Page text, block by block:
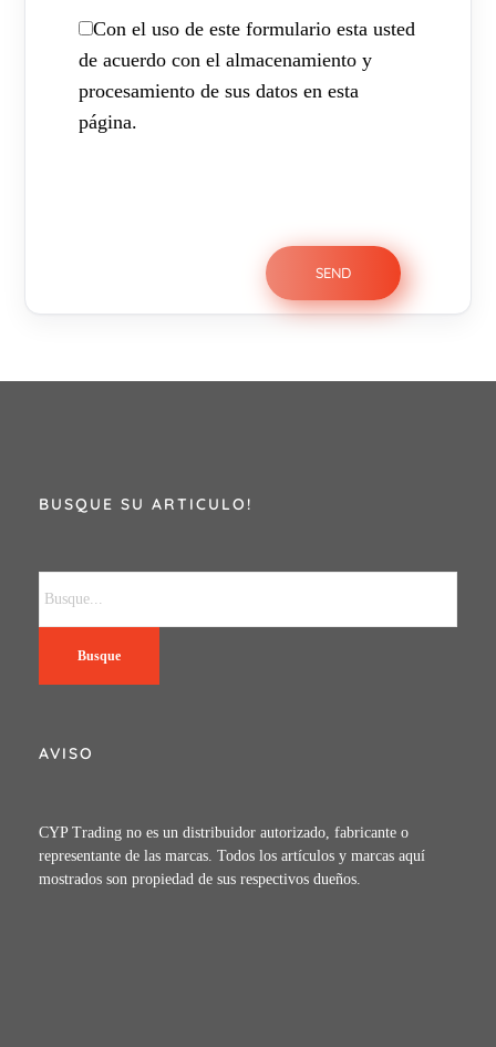
Con el uso de este formulario esta usted
de acuerdo con el almacenamiento y
procesamiento de sus datos en esta
página.
BUSQUE SU ARTICULO!
Busque
AVISO
CYP Trading no es un distribuidor autorizado, fabricante o
representante de las marcas. Todos los artículos y marcas aquí
mostrados son propiedad de sus respectivos dueños.